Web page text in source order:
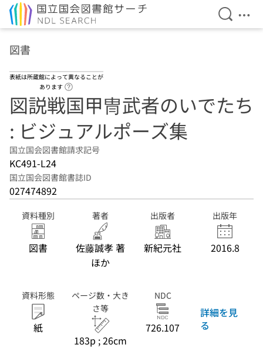
検索を
メ
図書
表紙は所蔵館によって異なることが
あります
図説戦国甲冑武者のいでたち
: ビジュアルポーズ集
国立国会図書館請求記号
KC491-L24
国立国会図書館書誌ID
027474892
資料種別
図書
著者
佐藤誠孝 著
ほか
出版者
新紀元社
出版年
2016.8
資料形態
紙
ページ数・大き
さ等
183p ; 26cm
NDC
726.107
詳細を見
る